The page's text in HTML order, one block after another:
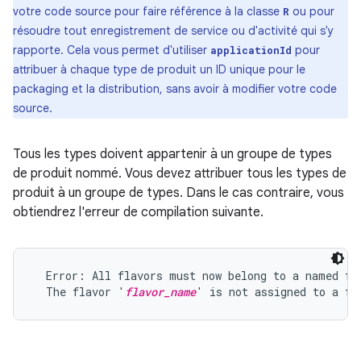
votre code source pour faire référence à la classe R ou pour
résoudre tout enregistrement de service ou d'activité qui s'y
rapporte. Cela vous permet d'utiliser applicationId pour
attribuer à chaque type de produit un ID unique pour le
packaging et la distribution, sans avoir à modifier votre code
source.
Tous les types doivent appartenir à un groupe de types
de produit nommé. Vous devez attribuer tous les types de
produit à un groupe de types. Dans le cas contraire, vous
obtiendrez l'erreur de compilation suivante.
Error: All flavors must now belong to a named
  The flavor '
flavor_name